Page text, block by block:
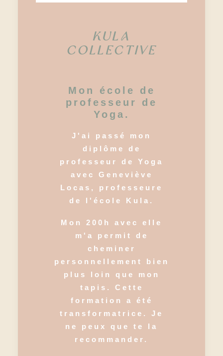
KULA
COLLECTIVE
Mon école de
professeur de
Yoga.
J'ai passé mon
diplôme de
professeur de Yoga
avec Geneviève
Locas, professeure
de l'école Kula.
Mon 200h avec elle
m'a permit de
cheminer
personnellement bien
plus loin que mon
tapis. Cette
formation a été
transformatrice. Je
ne peux que te la
recommander.